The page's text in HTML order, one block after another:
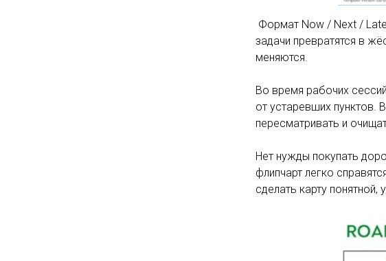
Формат Now / Next /
задачи превратятся в
меняются.
Во время рабочих
от устаревших пунктов.
пересматривать и
Нет нужды покупать
флипчарт легко
сделать карту